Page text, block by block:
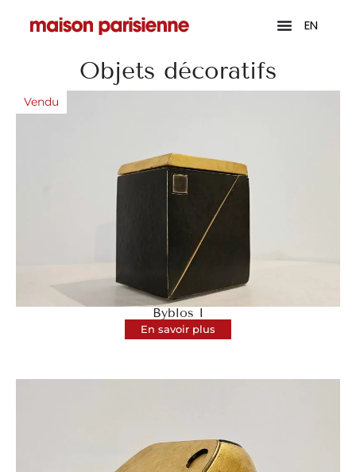
EN
Objets décoratifs
Vendu
Byblos I
En savoir plus